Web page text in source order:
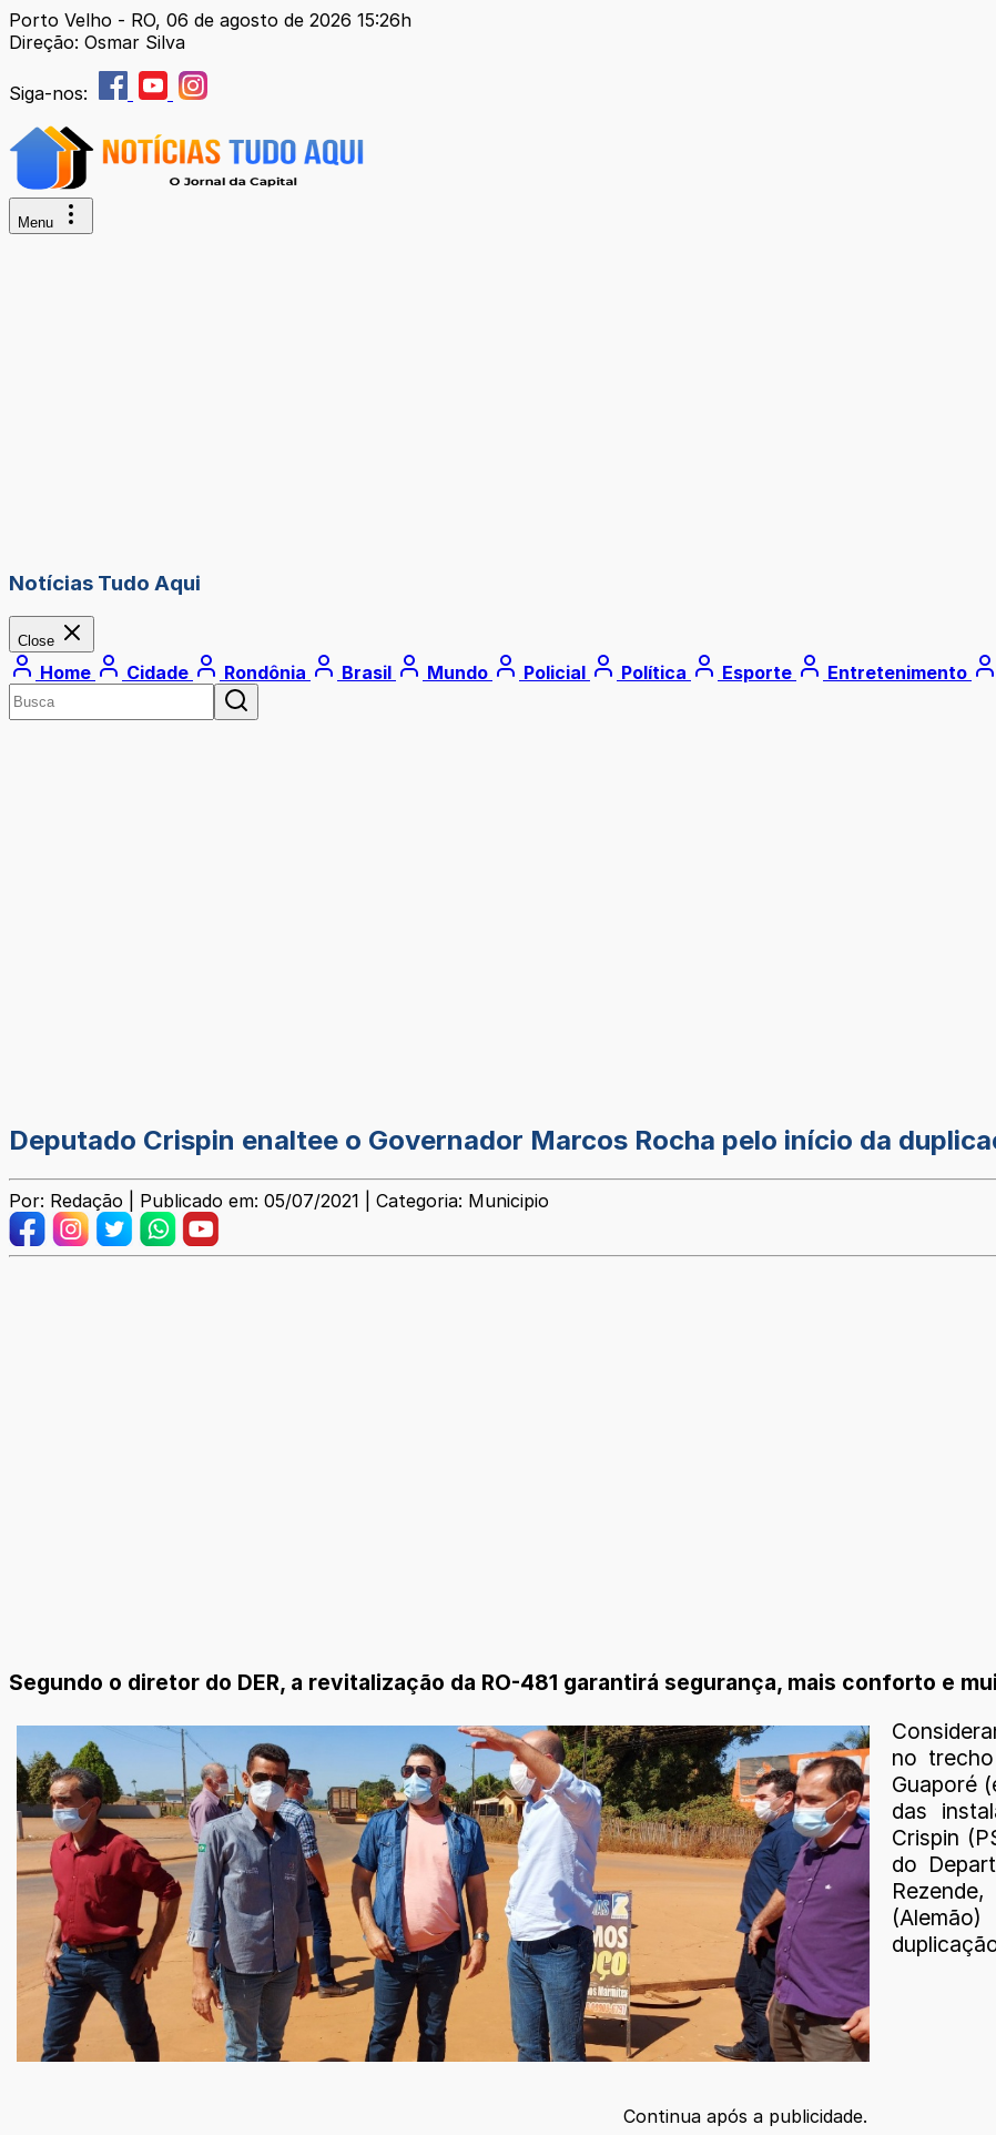
Porto Velho - RO, 06 de agosto de 2026 15:26h
Direção: Osmar Silva
Siga-nos:
Menu
Notícias Tudo Aqui
Close
Home Cidade Rondônia Brasil Mundo Policial Política Esporte Entretenimento
Deputado Crispin enaltee o Governador Marcos Rocha pelo início da
Por: Redação | Publicado em: 05/07/2021 | Categoria: Municipio
Segundo o diretor do DER, a revitalização da RO-481 garantirá segurança, mais conforto e
no
Guaporé
das
Crispin
do
Continua após a publicidade.